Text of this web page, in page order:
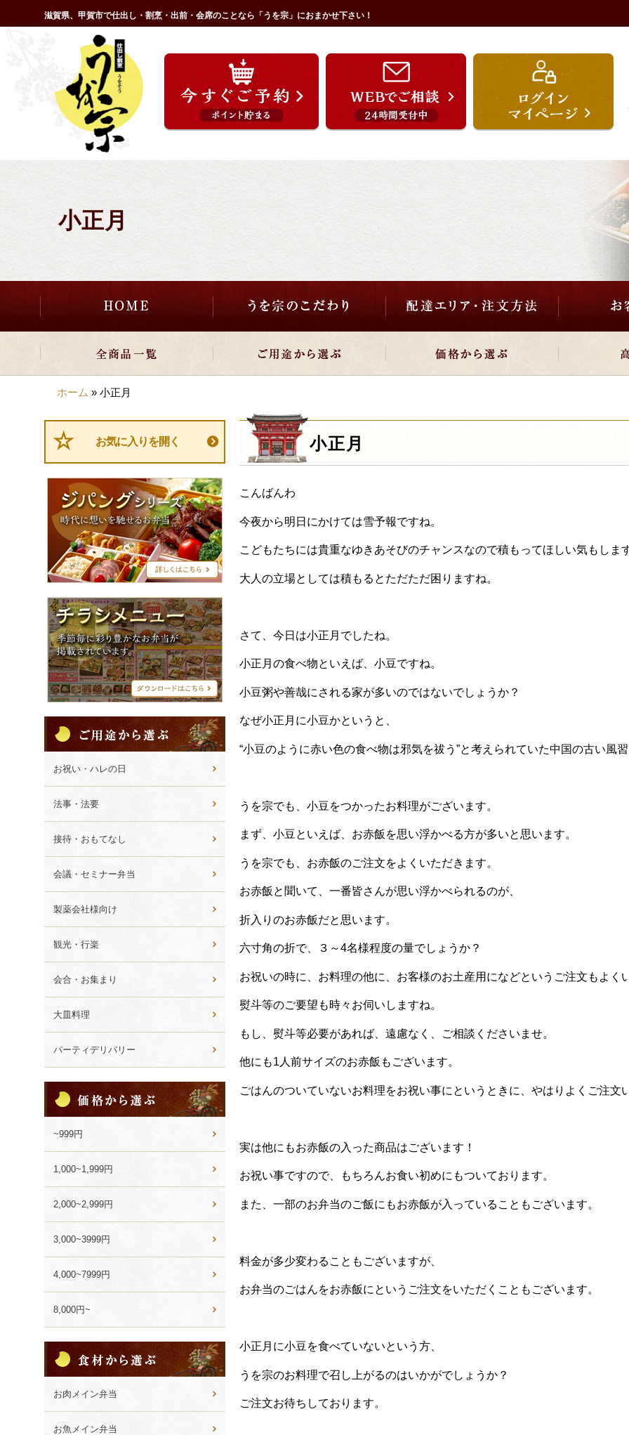
ン
滋賀県、甲賀市で仕出し・割烹・出前・会席のことなら「うを宗」におまかせ下さい！
小正月
HOME うを宗のこだわり 配達エリア・注文方法
ご用途から選ぶ 価格から選ぶ
ホーム » 小正月
小正月
こんばんわ
今夜から明日にかけては雪予報ですね。
こどもたちには貴重なゆきあそびのチャンスなので積もってほしい気もしま
大人の立場としては積もるとただただ困りますね。
さて、今日は小正月でしたね。
小正月の食べ物といえば、小豆ですね。
小豆粥や善哉にされる家が多いのではないでしょうか？
なぜ小正月に小豆かというと、
“小豆のように赤い色の食べ物は邪気を祓う”と考えられていた中国の古い風
うを宗でも、小豆をつかったお料理がございます。
まず、小豆といえば、お赤飯を思い浮かべる方が多いと思います。
うを宗でも、お赤飯のご注文をよくいただきます。
お赤飯と聞いて、一番皆さんが思い浮かべられるのが、
折入りのお赤飯だと思います。
六寸角の折で、３～4名様程度の量でしょうか？
お祝いの時に、お料理の他に、お客様のお土産用になどというご注文もよく
熨斗等のご要望も時々お伺いしますね。
もし、熨斗等必要があれば、遠慮なく、ご相談くださいませ。
他にも1人前サイズのお赤飯もございます。
ごはんのついていないお料理をお祝い事にというときに、やはりよくご注文
実は他にもお赤飯の入った商品はございます！
お祝い事ですので、もちろんお食い初めにもついております。
また、一部のお弁当のご飯にもお赤飯が入っていることもございます。
料金が多少変わることもございますが、
お弁当のごはんをお赤飯にというご注文をいただくこともございます。
小正月に小豆を食べていないという方、
うを宗のお料理で召し上がるのはいかがでしょうか？
ご注文お待ちしております。
お気に入りを開く
ジ
ン
グ
ー
ズ
チ
ラ
シ
メ
ニ
ュ
ー
用
途
か
ら
選
ぶ
お祝い・ハレの日
法事・法要
接待・おもてなし
会議・セミナー弁当
製薬会社様向け
観光・行楽
会合・お集まり
大皿料理
パーティデリバリー
格
か
ら
選
ぶ
~999円
1,000~1,999円
2,000~2,999円
3,000~3999円
4,000~7999円
8,000円~
材
か
ら
選
ぶ
お肉メイン弁当
お魚メイン弁当